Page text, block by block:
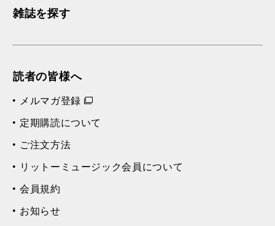
雑誌を探す
読者の皆様へ
メルマガ登録
定期購読について
ご注文方法
リットーミュージック会員について
会員規約
お知らせ